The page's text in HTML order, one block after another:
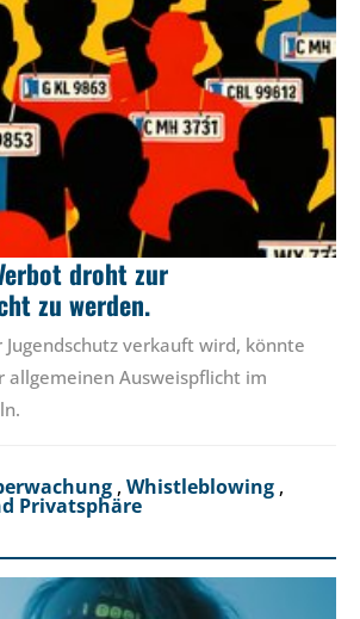
droht zur
zu werden.
Jugendschutz verkauft wird, könnte
allgemeinen Ausweispflicht im
, Whistleblowing ,
Privatsphäre